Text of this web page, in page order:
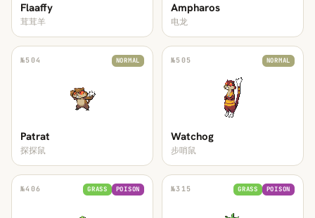
Flaaffy
茸茸羊
Ampharos
电龙
№504 NORMAL
Patrat
探探鼠
№505 NORMAL
Watchog
步哨鼠
№406 GRASS POISON №315 GRASS POISON